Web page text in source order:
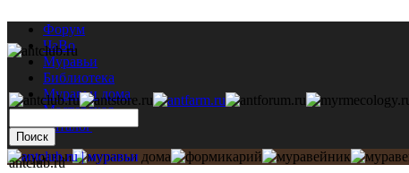
Форум
ЧаВо
Муравьи
Библиотека
Муравьи дома
Мастерская
Каталог
antclub.ru